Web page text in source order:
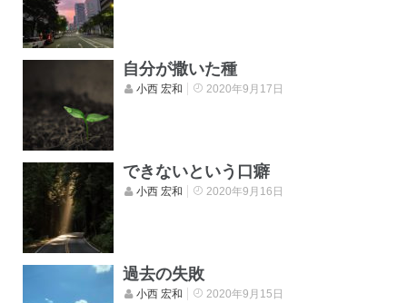
自分が撒いた種
小西 宏和 2020年9月17日
できないという口癖
小西 宏和 2020年9月16日
過去の失敗
小西 宏和 2020年9月15日